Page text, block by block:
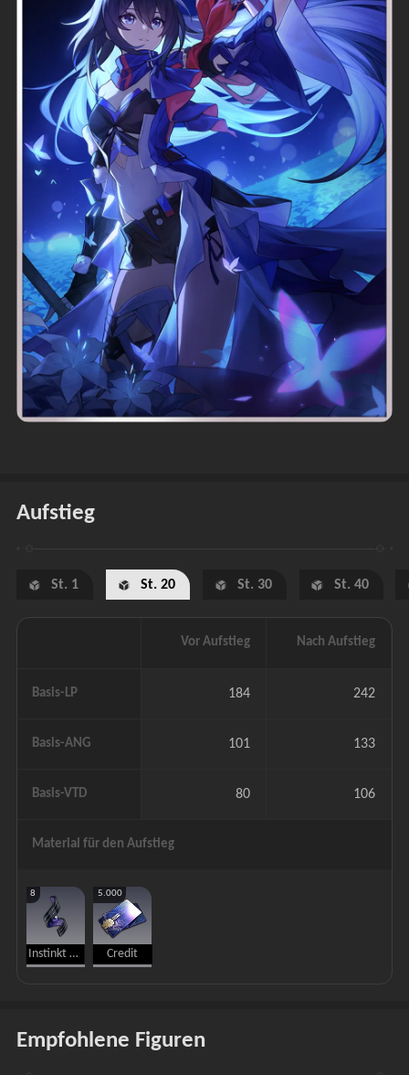
Aufstieg
St. 1 St. 20 St. 30 St. 40
Vor Aufstieg Nach Aufstieg
Basis-LP 184 242
Basis-ANG 101 133
Basis-VTD 80 106
Material für den Aufstieg
8
Instinkt des Diebes
5.000
Credit
Empfohlene Figuren